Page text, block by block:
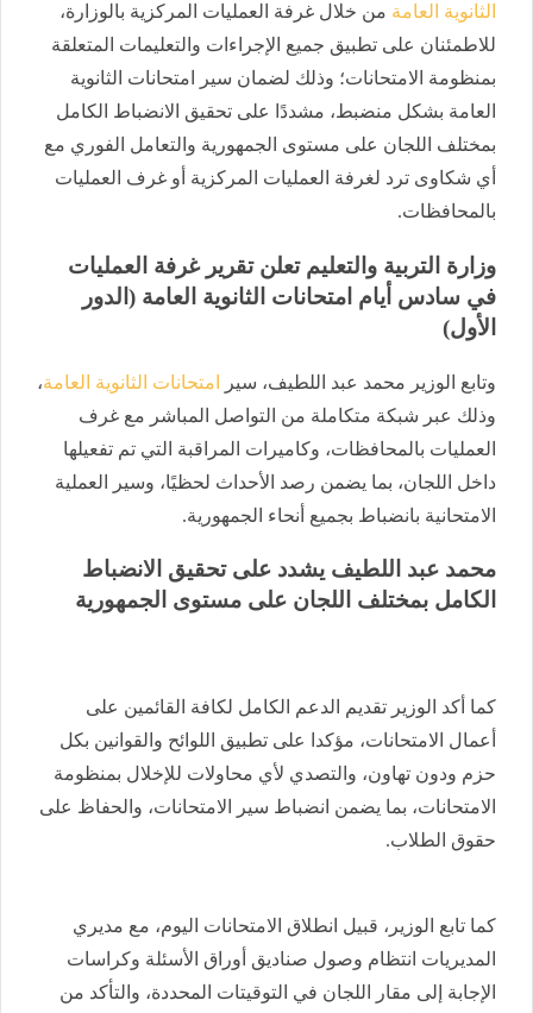
الثانوية العامة من خلال غرفة العمليات المركزية بالوزارة،
للاطمئنان على تطبيق جميع الإجراءات والتعليمات المتعلقة
بمنظومة الامتحانات؛ وذلك لضمان سير امتحانات الثانوية
العامة بشكل منضبط، مشددًا على تحقيق الانضباط الكامل
بمختلف اللجان على مستوى الجمهورية والتعامل الفوري مع
أي شكاوى ترد لغرفة العمليات المركزية أو غرف العمليات
بالمحافظات.
وزارة التربية والتعليم تعلن تقرير غرفة العمليات
في سادس أيام امتحانات الثانوية العامة (الدور
الأول)
وتابع الوزير محمد عبد اللطيف، سير امتحانات الثانوية العامة،
وذلك عبر شبكة متكاملة من التواصل المباشر مع غرف
العمليات بالمحافظات، وكاميرات المراقبة التي تم تفعيلها
داخل اللجان، بما يضمن رصد الأحداث لحظيًا، وسير العملية
الامتحانية بانضباط بجميع أنحاء الجمهورية.
محمد عبد اللطيف يشدد على تحقيق الانضباط
الكامل بمختلف اللجان على مستوى الجمهورية
كما أكد الوزير تقديم الدعم الكامل لكافة القائمين على
أعمال الامتحانات، مؤكدا على تطبيق اللوائح والقوانين بكل
حزم ودون تهاون، والتصدي لأي محاولات للإخلال بمنظومة
الامتحانات، بما يضمن انضباط سير الامتحانات، والحفاظ على
حقوق الطلاب.
كما تابع الوزير، قبيل انطلاق الامتحانات اليوم، مع مديري
المديريات انتظام وصول صناديق أوراق الأسئلة وكراسات
الإجابة إلى مقار اللجان في التوقيتات المحددة، والتأكد من